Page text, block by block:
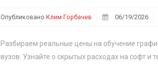
Опубликовано Клим Горбачев 06/19/2026
Разбираем реальные цены на обучение
вузов. Узнайте о скрытых расходах на софт и